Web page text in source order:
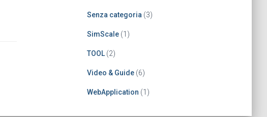
Senza categoria (3)
SimScale(1)
TOOL(2)
Video & Guide(6)
WebApplication (1)